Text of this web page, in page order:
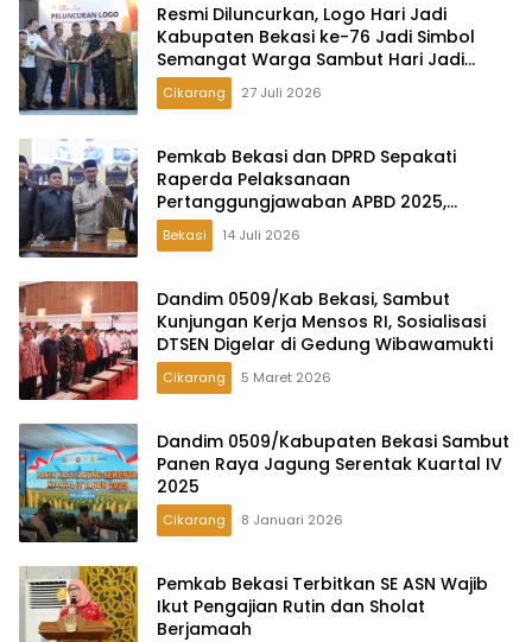
Resmi Diluncurkan, Logo Hari Jadi
Kabupaten Bekasi ke-76 Jadi Simbol
Semangat Warga Sambut Hari Jadi
Daerah
Cikarang 27 Juli 2026
Pemkab Bekasi dan DPRD Sepakati
Raperda Pelaksanaan
Pertanggungjawaban APBD 2025,
Perkuat Akuntabilitas Tata Kelola
Keuangan Daerah
Bekasi 14 Juli 2026
Dandim 0509/Kab Bekasi, Sambut
Kunjungan Kerja Mensos RI, Sosialisasi
DTSEN Digelar di Gedung Wibawamukti
Cikarang 5 Maret 2026
Dandim 0509/Kabupaten Bekasi Sambut
Panen Raya Jagung Serentak Kuartal IV
2025
Cikarang 8 Januari 2026
Pemkab Bekasi Terbitkan SE ASN Wajib
Ikut Pengajian Rutin dan Sholat
Berjamaah